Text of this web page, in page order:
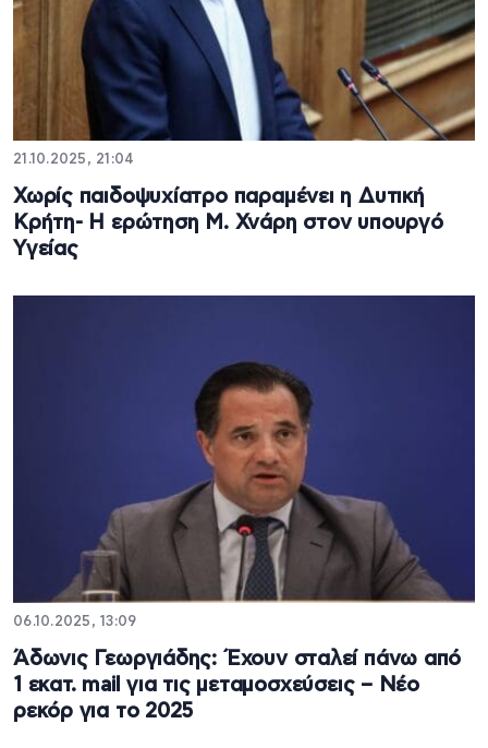
21.10.2025, 21:04
Χωρίς παιδοψυχίατρο παραμένει η Δυτική
Κρήτη- H ερώτηση Μ. Χνάρη στον υπουργό
Υγείας
06.10.2025, 13:09
Άδωνις Γεωργιάδης: Έχουν σταλεί πάνω από
1 εκατ. mail για τις μεταμοσχεύσεις – Νέο
ρεκόρ για το 2025